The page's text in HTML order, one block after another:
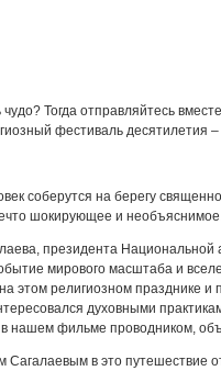
чудо? Тогда отправляйтесь
фестиваль десятилетия
соберутся на берегу
шокирующее и
президента Национальной
мирового масштаба и
этом религиозном празднике
духовными
нашем фильме проводником,
Сагалаевым в это путешествие